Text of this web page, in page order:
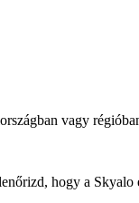
vagy
hogy a